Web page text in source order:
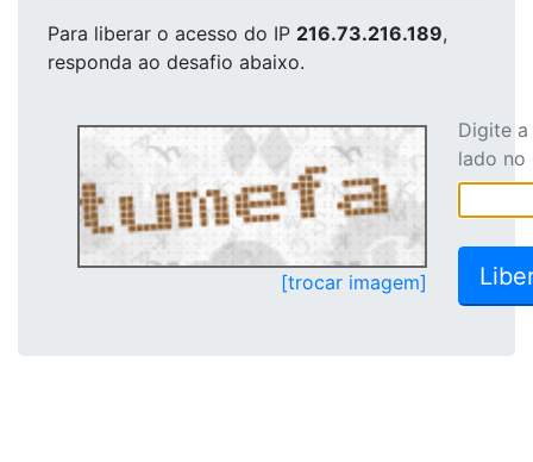
Para liberar o acesso do IP 216.73.216.189,
responda ao desafio abaixo.
[trocar imagem]
Digite
lado no